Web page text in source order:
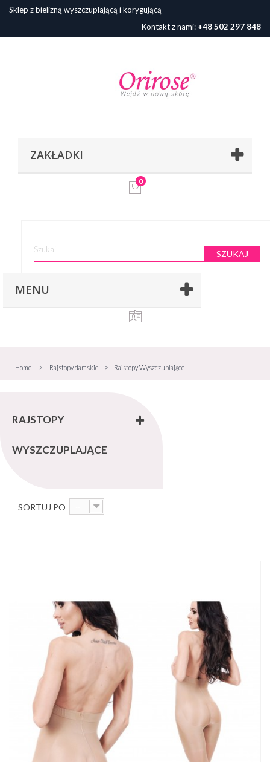
Sklep z bielizną wyszczuplającą i korygującą
Kontakt z nami: +48 502 297 848
ZAKŁADKI
0
SZUKAJ
MENU
Home > Rajstopy damskie > Rajstopy Wyszczuplające
RAJSTOPY
WYSZCZUPLAJĄCE
SORTUJ PO --